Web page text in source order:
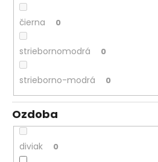
čierna 0
striebornomodrá 0
strieborno-modrá 0
Ozdoba
diviak 0